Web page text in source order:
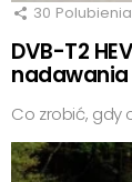
30 Polubienia
DVB-T2
Co zrobić, gdy